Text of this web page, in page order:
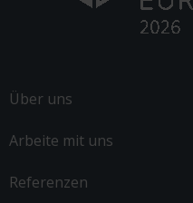
Über uns
Arbeite mit uns
Referenzen